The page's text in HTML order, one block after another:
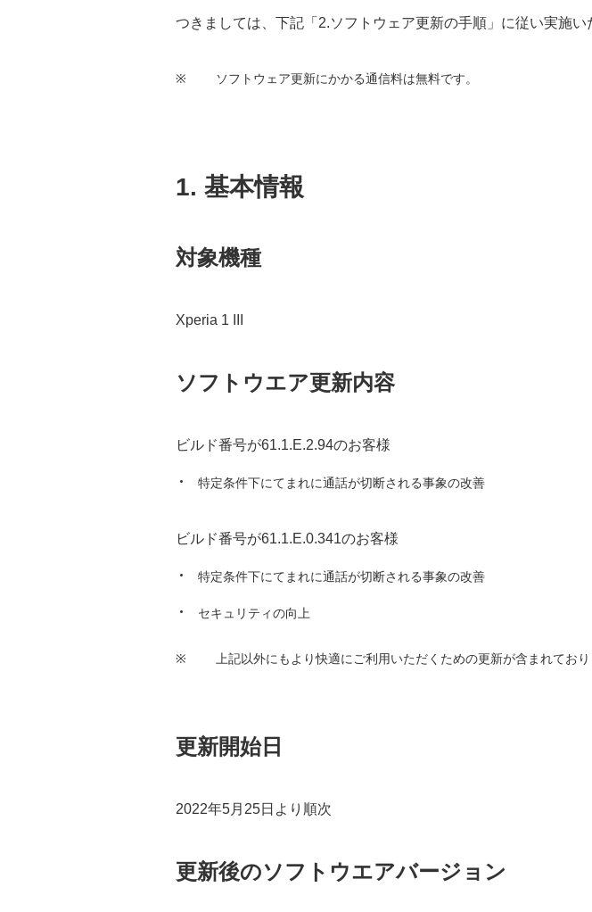
つきましては、下記 「2.ソフトウェア更新の手順」 に従い実施い
※ ソフトウェア更新にかかる通信料は無料です。
1. 基本情報
対象機種
Xperia 1 III
ソフトウエア更新内容
ビルド番号が61.1.E.2.94のお客様
特定条件下にてまれに通話が切断される事象の改善
ビルド番号が61.1.E.0.341のお客様
特定条件下にてまれに通話が切断される事象の改善
セキュリティの向上
※ 上記以外にもより快適にご利用いただくための更新が含まれており
更新開始日
2022年5月25日より順次
更新後のソフトウエアバージョン